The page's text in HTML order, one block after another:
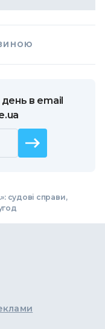
в email
судові справи,